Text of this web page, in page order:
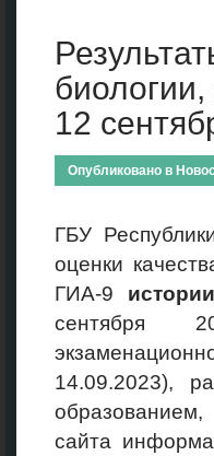
12
Опубликовано в
ГБУ
оценки
ГИА-9
сентября
14.09.2023),
сайта